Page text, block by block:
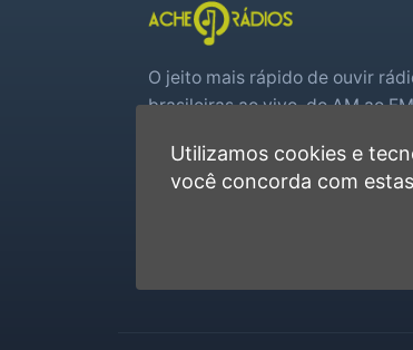
O jeito mais rápido de ouvir
brasileiras ao vivo, do AM ao
real.Utilizamos cookies e
você concorda com